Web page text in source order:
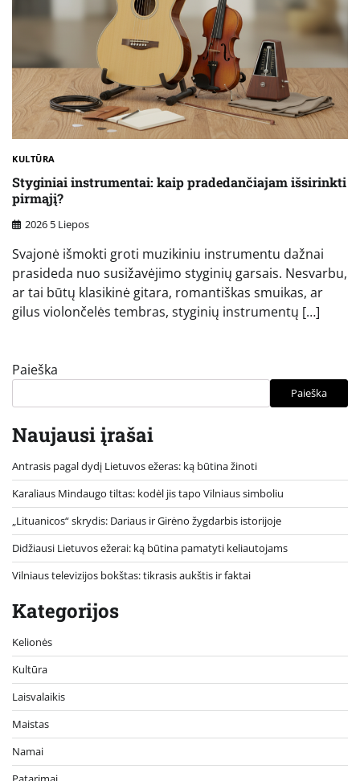
KULTŪRA
Styginiai instrumentai: kaip pradedančiajam išsirinkti
pirmąjį?
2026 5 Liepos
Svajonė išmokti groti muzikiniu instrumentu dažnai
prasideda nuo susižavėjimo styginių garsais. Nesvarbu,
ar tai būtų klasikinė gitara, romantiškas smuikas, ar
gilus violončelės tembras, styginių instrumentų […]
Paieška
Paieška
Naujausi įrašai
Antrasis pagal dydį Lietuvos ežeras: ką būtina žinoti
Karaliaus Mindaugo tiltas: kodėl jis tapo Vilniaus simboliu
„Lituanicos“ skrydis: Dariaus ir Girėno žygdarbis istorijoje
Didžiausi Lietuvos ežerai: ką būtina pamatyti keliautojams
Vilniaus televizijos bokštas: tikrasis aukštis ir faktai
Kategorijos
Kelionės
Kultūra
Laisvalaikis
Maistas
Namai